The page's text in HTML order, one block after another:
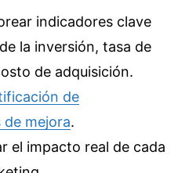
indicadores clave
la inversión, tasa de
de adquisición.
de
mejora.
el impacto real de cada